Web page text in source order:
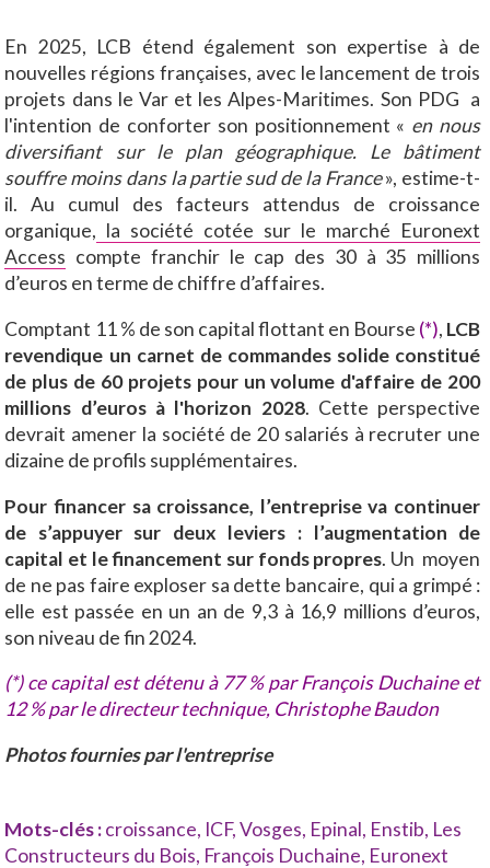
En 2025, LCB étend également son expertise à de
nouvelles régions françaises, avec le lancement de trois
projets dans le Var et les Alpes-Maritimes. Son PDG a
l'intention de conforter son positionnement « en nous
diversifiant sur le plan géographique. Le bâtiment
souffre moins dans la partie sud de la France», estime-t-
il. Au cumul des facteurs attendus de croissance
organique, la société cotée sur le marché Euronext
Access compte franchir le cap des 30 à 35 millions
d’euros en terme de chiffre d’affaires.
Comptant 11 % de son capital flottant en Bourse (*), LCB
revendique un carnet de commandes solide constitué
de plus de 60 projets pour un volume d'affaire de 200
millions d’euros à l'horizon 2028. Cette perspective
devrait amener la société de 20 salariés à recruter une
dizaine de profils supplémentaires.
Pour financer sa croissance, l’entreprise va continuer
de s’appuyer sur deux leviers : l’augmentation de
capital et le financement sur fonds propres. Un moyen
de ne pas faire exploser sa dette bancaire, qui a grimpé :
elle est passée en un an de 9,3 à 16,9 millions d’euros,
son niveau de fin 2024.
(*) ce capital est détenu à 77 % par François Duchaine et
12 % par le directeur technique, Christophe Baudon
Photos fournies par l'entreprise
Mots-clés :croissance, ICF,Vosges, Epinal, Enstib, Les
Constructeurs du Bois, François Duchaine, Euronext